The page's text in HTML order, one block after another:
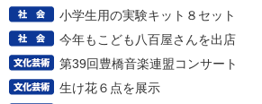
小学生用の実験キット８セット
今年もこども八百屋さんを出店
第39回豊橋音楽連盟コンサート
生け花６点を展示